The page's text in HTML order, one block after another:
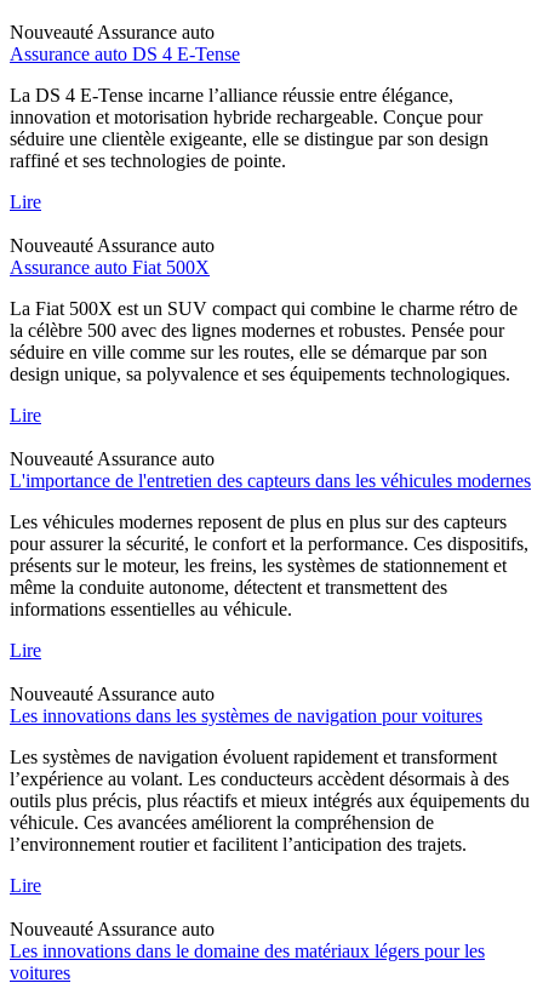
Nouveauté Assurance auto
Assurance auto DS 4 E-Tense
La DS 4 E-Tense incarne l’alliance réussie entre élégance,
innovation et motorisation hybride rechargeable. Conçue pour
séduire une clientèle exigeante, elle se distingue par son design
raffiné et ses technologies de pointe.
Lire
Nouveauté Assurance auto
Assurance auto Fiat 500X
La Fiat 500X est un SUV compact qui combine le charme rétro de
la célèbre 500 avec des lignes modernes et robustes. Pensée pour
séduire en ville comme sur les routes, elle se démarque par son
design unique, sa polyvalence et ses équipements technologiques.
Lire
Nouveauté Assurance auto
L'importance de l'entretien des capteurs dans les véhicules modernes
Les véhicules modernes reposent de plus en plus sur des capteurs
pour assurer la sécurité, le confort et la performance. Ces dispositifs,
présents sur le moteur, les freins, les systèmes de stationnement et
même la conduite autonome, détectent et transmettent des
informations essentielles au véhicule.
Lire
Nouveauté Assurance auto
Les innovations dans les systèmes de navigation pour voitures
Les systèmes de navigation évoluent rapidement et transforment
l’expérience au volant. Les conducteurs accèdent désormais à des
outils plus précis, plus réactifs et mieux intégrés aux équipements du
véhicule. Ces avancées améliorent la compréhension de
l’environnement routier et facilitent l’anticipation des trajets.
Lire
Nouveauté Assurance auto
Les innovations dans le domaine des matériaux légers pour les
voitures